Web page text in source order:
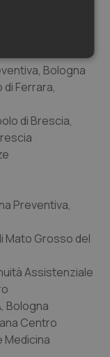
Bologna
di Ferrara,
di Brescia,
Preventiva,
Mato Grosso del
Assistenziale
Bologna
Centro
Medicina
fruibile il
quali la
aree
5